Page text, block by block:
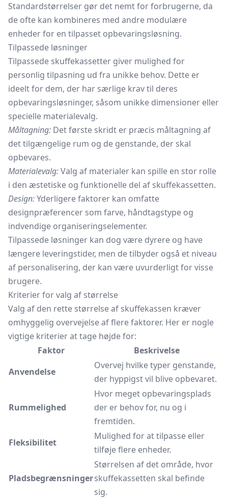
Standardstørrelser gør det nemt for forbrugerne, da
de ofte kan kombineres med andre modulære
enheder for en tilpasset opbevaringsløsning.
Tilpassede løsninger
Tilpassede skuffekassetter giver mulighed for
personlig tilpasning ud fra unikke behov. Dette er
ideelt for dem, der har særlige krav til deres
opbevaringsløsninger, såsom unikke dimensioner eller
specielle materialevalg.
Måltagning: Det første skridt er præcis måltagning af
det tilgængelige rum og de genstande, der skal
opbevares.
Materialevalg:Valg af materialer kan spille en stor rolle
i den æstetiske og funktionelle del af skuffekassetten.
Design:Yderligere faktorer kan omfatte
designpræferencer som farve, håndtagstype og
indvendige organiseringselementer.
Tilpassede løsninger kan dog være dyrere og have
længere leveringstider, men de tilbyder også et niveau
af personalisering, der kan være uvurderligt for visse
brugere.
Kriterier for valg af størrelse
Valg af den rette størrelse af skuffekassen kræver
omhyggelig overvejelse af flere faktorer. Her er nogle
vigtige kriterier at tage højde for:
Faktor
Beskrivelse
Anvendelse
Overvej hvilke typer genstande,
der hyppigst vil blive opbevaret.
Rummelighed
Hvor meget opbevaringsplads
der er behov for, nu og i
fremtiden.
Fleksibilitet
Mulighed for at tilpasse eller
tilføje flere enheder.
Pladsbegrænsninger
Størrelsen af det område, hvor
skuffekassetten skal befinde
sig.